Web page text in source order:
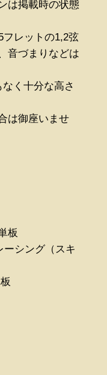
は掲載時の状態
フレットの1,2弦
音づまりなどは
く十分な高さ
は御座いませ
板
ーシング（スキ